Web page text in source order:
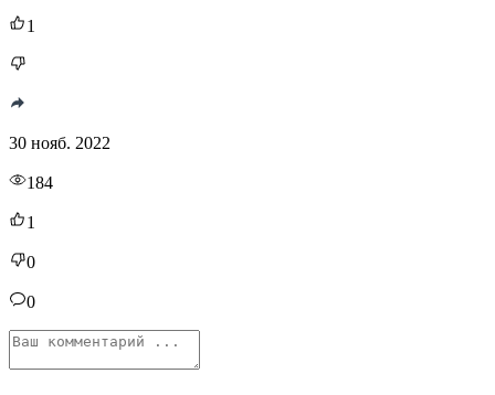
1
30 нояб. 2022
184
1
0
0